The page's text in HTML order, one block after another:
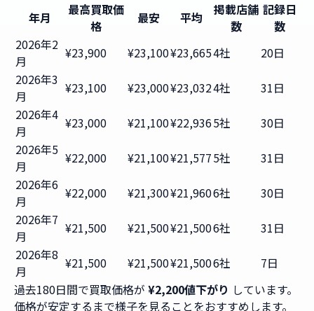
年月
最高買取価
格
最安 平均
掲載店舗
数
記録日
数
2026年2
月
¥23,900 ¥23,100¥23,6654社
20日
2026年3
月
¥23,100 ¥23,000¥23,0324社
31日
2026年4
月
¥23,000 ¥21,100¥22,9365社
30日
2026年5
月
¥22,000 ¥21,100¥21,5775社
31日
2026年6
月
¥22,000 ¥21,300¥21,9606社
30日
2026年7
月
¥21,500 ¥21,500¥21,5006社
31日
2026年8
月
¥21,500 ¥21,500¥21,5006社
7日
過去180日間で買取価格が ¥2,200値下がり しています。
価格が安定するまで様子を見ることをおすすめします。